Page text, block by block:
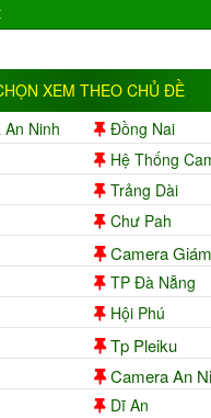
XEM THEO CHỦ ĐỀ
Ninh
Đồng Nai
Hệ Thống
Trảng Dài
Chư Pah
Camera
TP Đà Nẵng
Hội Phú
Tp Pleiku
Camera An
Dĩ An